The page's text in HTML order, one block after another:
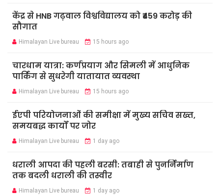
केंद्र से HNB गढ़वाल विश्वविद्यालय को ₹459 करोड़ की
सौगात
Himalayan Live bureau 15 hours ago
चारधाम यात्रा: कर्णप्रयाग और सिमली में आधुनिक
पार्किंग से सुधरेगी यातायात व्यवस्था
Himalayan Live bureau 15 hours ago
ईएपी परियोजनाओं की समीक्षा में मुख्य सचिव सख्त,
समयबद्ध कार्यों पर जोर
Himalayan Live bureau 1 day ago
धराली आपदा की पहली बरसी: तबाही से पुनर्निर्माण
तक बदली धराली की तस्वीर
Himalayan Live bureau 1 day ago